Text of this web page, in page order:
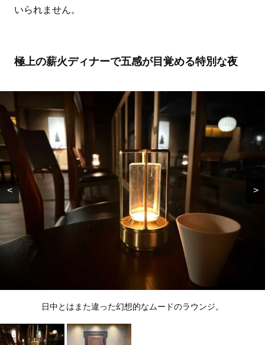
いられません。
極上の薪火ディナーで五感が目覚める特別な夜
<
日中とはまた違った幻想的なムードのラウンジ。
>